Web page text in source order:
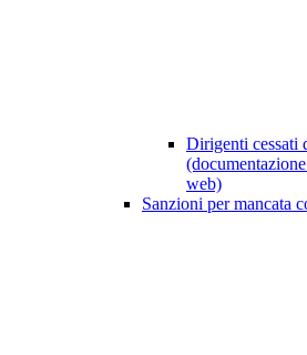
Dirigenti cessati
web)
Sanzioni per mancata